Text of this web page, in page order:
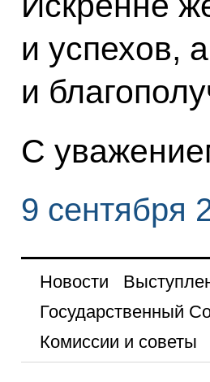
и успехов,
и
С
9 сентября
Новости
Государственный
Комиссии и советы